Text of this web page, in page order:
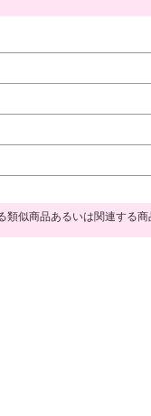
類似商品あるいは関連する